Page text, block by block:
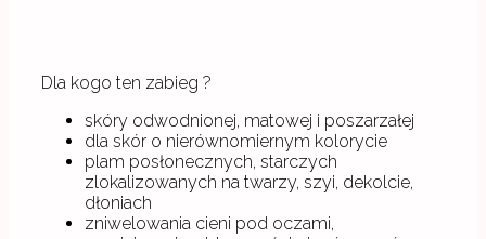
Dla kogo ten zabieg ?
skóry odwodnionej, matowej i poszarzałej
dla skór o nierównomiernym kolorycie
plam posłonecznych, starczych
zlokalizowanych na twarzy, szyi, dekolcie,
dłoniach
zniwelowania cieni pod oczami,